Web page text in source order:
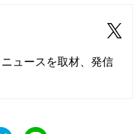
ュースを取材、発信